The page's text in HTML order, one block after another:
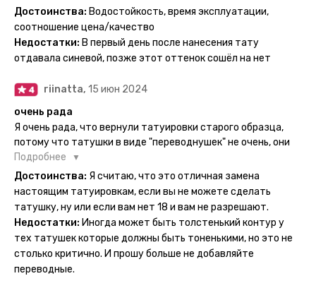
держится на теле до 2 недель - после нанесения не нужно
бояться мочить такие тату, вода их так просто не смоет. К
рисункам прикладывается инструкция, но я предпочла
другой способ нанесения - оставила наклейку на теле на
ночь, чтобы точно перестраховаться - на утро эффект
сразу же проявился. На неподвижных частях тела тату
носится дольше, поэтому нужно обдуманно выбирать куда
её стоит наносить. Когда рисунок начнёт стираться -
водой спокойно можно убрать оставшийся контур.
Достоинства: Водостойкость, время эксплуатации,
соотношение цена/качество
Недостатки: В первый день после нанесения тату
отдавала синевой, позже этот оттенок сошёл на нет
riinatta, 15 июн 2024
очень рада
Я очень рада, что вернули татуировки старого образца,
потому что татушки в виде "переводнушек" не очень, они
просто не "усиживались", не те темнели, а после душа
вообще слазили, вот недавно сделала фризби дог и он
через сутки проявился и все ещё держится!! ну а 4 звезды
потому что у меня ещё очень много переводных
татуировок(
Подробнее
Достоинства: Я считаю, что это отличная замена
настоящим татуировкам, если вы не можете сделать
татушку, ну или если вам нет 18 и вам не разрешают.
Недостатки: Иногда может быть толстенький контур у
тех татушек которые должны быть тоненькими, но это не
столько критично. И прошу больше не добавляйте
переводные.